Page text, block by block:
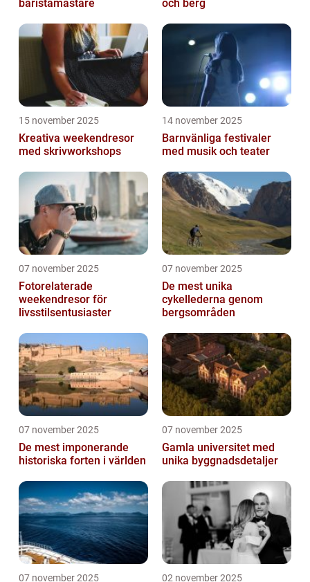
baristamästare och berg
15 november 2025
Kreativa weekendresor
med skrivworkshops
14 november 2025
Barnvänliga festivaler
med musik och teater
07 november 2025
Fotorelaterade
weekendresor för
livsstilsentusiaster
07 november 2025
De mest unika
cykellederna genom
bergsområden
07 november 2025
De mest imponerande
historiska forten i världen
07 november 2025
Gamla universitet med
unika byggnadsdetaljer
07 november 2025 02 november 2025